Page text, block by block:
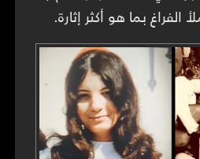
بما هو أكثر إثارة.